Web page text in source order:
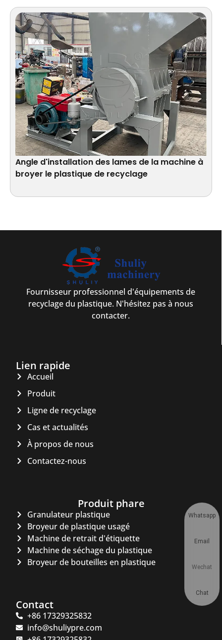
Angle d'installation des lames de la machine à
broyer le plastique de recyclage
Fournisseur professionnel d'équipements de
recyclage du plastique. N'hésitez pas à nous
contacter.
Lien rapide
Accueil
Produit
Ligne de recyclage
Cas et actualités
À propos de nous
Contactez-nous
Produit phare
Granulateur plastique
Broyeur de plastique usagé
Machine de retrait d'étiquette
Machine de séchage du plastique
Broyeur de bouteilles en plastique
Contact
+86 17329325832
info@shuliypre.com
Whatsapp
Email
Wechat
Chat